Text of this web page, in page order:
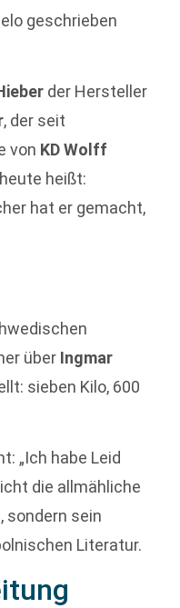
geschrieben
der Hersteller
, der seit
von KD Wolff
heißt:
hat er gemacht,
über Ingmar
sieben Kilo, 600
„Ich habe Leid
die allmähliche
sondern sein
Literatur.